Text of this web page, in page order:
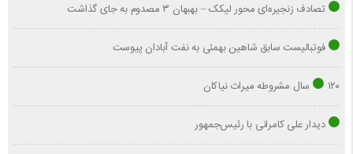
تصادف زنجیره‌ای محور لیکک – بهبهان ۳ مصدوم به جای گذاشت
فوتبالیست سابق شاهین بهمئی به نفت آبادان پیوست
۱۲۰ سال مشروطه میراث نیاکان
دیدار علی کامرانی با رئیس‌جمهور